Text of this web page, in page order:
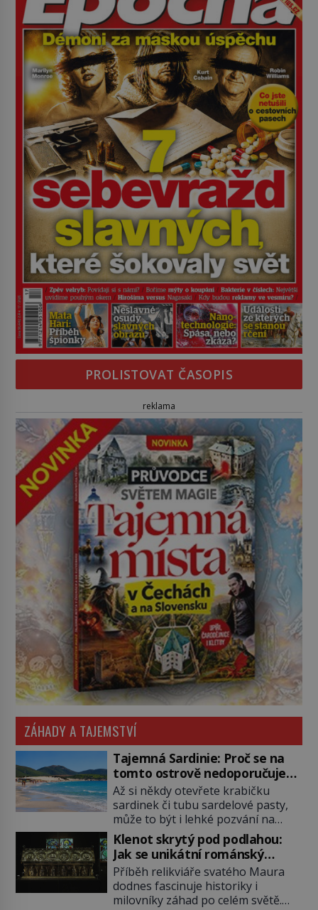
PROLISTOVAT ČASOPIS
reklama
ZÁHADY A TAJEMSTVÍ
Tajemná Sardinie: Proč se na
tomto ostrově nedoporučuje
pytlovat „mořské brambory“?
Až si někdy otevřete krabičku
sardinek či tubu sardelové pasty,
může to být i lehké pozvání na
cestu do srdce Středozemního
moře, na ostrov hrdých Sardů.
Věděli jste, že to byl právě italský
ostrov Sardinie, jenž těmto
produktům moře propůjčil své
jméno. Co dalšího je pro Sardinii
Klenot skrytý pod podlahou:
Jak se unikátní románský
poklad dostal do zapadlého
Bečova?
Příběh relikviáře svatého Maura
dodnes fascinuje historiky i
milovníky záhad po celém světě.